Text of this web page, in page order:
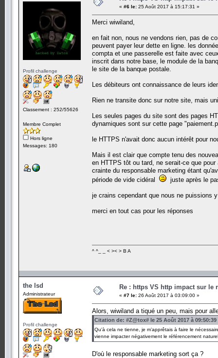
Profil challenge
Classement : 252/55626
Membre Complet
Hors ligne
Messages: 180
« #6 le: 25 Août 2017 à 15:17:31 »
Merci wiwiland,
en fait non, nous ne vendons rien, pas de
peuvent payer leur dette en ligne. les
compta et une passerelle est faite avec
inscrit dans notre base, le module de la
le site de la banque postale.
Les débiteurs ont connaissance de leurs
Rien ne transite donc sur notre site, mais
Les seules pages du site sont des pages
dynamiques sont sur cette page
le HTTPS n'avait donc aucun intérêt pour
Mais il est clair que compte tenu des
en HTTPS tôt ou tard, ne serait-ce que
crainte du responsable marketing étant
période de vide cidéral
juste après le
je crains cependant que nous ne puissions
merci en tout cas pour les réponses
^ ^_ _ < >< > B A
the lsd
Administrateur
Profil challenge
Re : https VS http impact sur le
« #7 le: 26 Août 2017 à 03:09:00 »
Alors, wiwiland a tiqué un peu, mais pour
Citation de: #Z@tox# le 25 Août 2017 à 09:50:39
Qu'à cela ne tienne, je m’apprêtais à faire le
vienne impacter négativement le référencement
D'où le responsable marketing sort ça ?